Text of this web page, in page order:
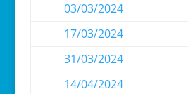
03/03/2024
17/03/2024
31/03/2024
14/04/2024